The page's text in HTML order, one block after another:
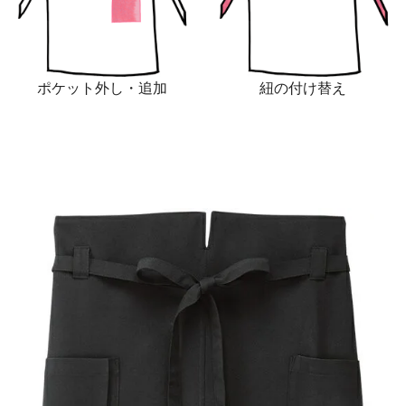
ポケット外し・追加 紐の付け替え